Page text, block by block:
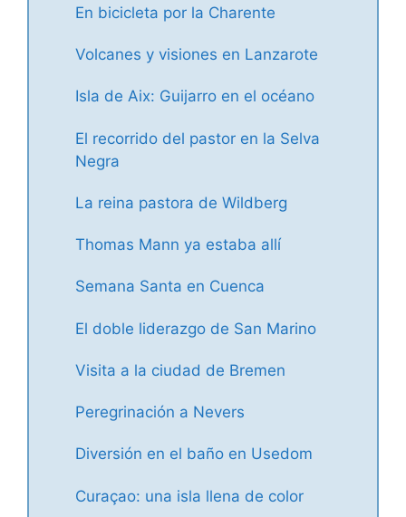
En bicicleta por la Charente
Volcanes y visiones en Lanzarote
Isla de Aix: Guijarro en el océano
El recorrido del pastor en la Selva
Negra
La reina pastora de Wildberg
Thomas Mann ya estaba allí
Semana Santa en Cuenca
El doble liderazgo de San Marino
Visita a la ciudad de Bremen
Peregrinación a Nevers
Diversión en el baño en Usedom
Curaçao: una isla llena de color